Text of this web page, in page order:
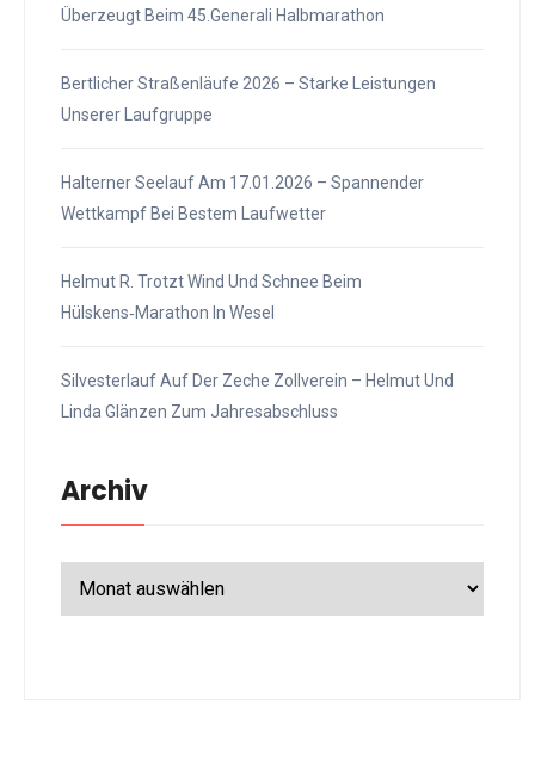
Überzeugt Beim 45.Generali Halbmarathon
Bertlicher Straßenläufe 2026 – Starke Leistungen
Unserer Laufgruppe
Halterner Seelauf Am 17.01.2026 – Spannender
Wettkampf Bei Bestem Laufwetter
Helmut R. Trotzt Wind Und Schnee Beim
Hülskens‑Marathon In Wesel
Silvesterlauf Auf Der Zeche Zollverein – Helmut Und
Linda Glänzen Zum Jahresabschluss
Archiv